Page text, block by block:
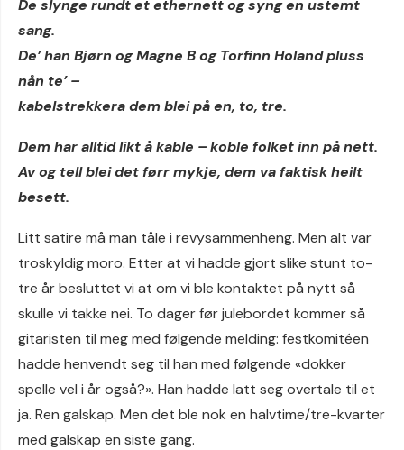
De slynge rundt et ethernett og syng en ustemt
sang.
De’ han Bjørn og Magne B og Torfinn Holand pluss
nån te’ –
kabelstrekkera dem blei på en, to, tre.
Dem har alltid likt å kable – koble folket inn på nett.
Av og tell blei det førr mykje, dem va faktisk heilt
besett.
Litt satire må man tåle i revysammenheng. Men alt var
troskyldig moro. Etter at vi hadde gjort slike stunt to-
tre år besluttet vi at om vi ble kontaktet på nytt så
skulle vi takke nei. To dager før julebordet kommer så
gitaristen til meg med følgende melding: festkomitéen
hadde henvendt seg til han med følgende «dokker
spelle vel i år også?». Han hadde latt seg overtale til et
ja. Ren galskap. Men det ble nok en halvtime/tre-kvarter
med galskap en siste gang.